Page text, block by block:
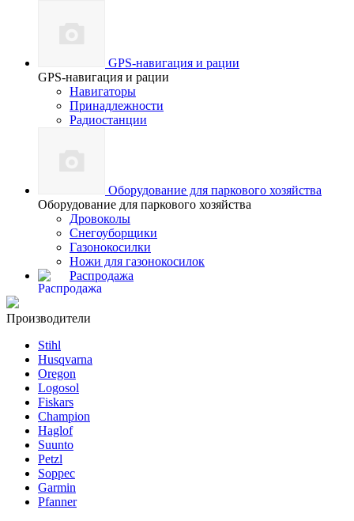
GPS-навигация и рации
GPS-навигация и рации
Навигаторы
Принадлежности
Радиостанции
Оборудование для паркового хозяйства
Оборудование для паркового хозяйства
Дровоколы
Снегоуборщики
Газонокосилки
Ножи для газонокосилок
Распродажа
Производители
Stihl
Husqvarna
Oregon
Logosol
Fiskars
Champion
Haglof
Suunto
Petzl
Soppec
Garmin
Pfanner